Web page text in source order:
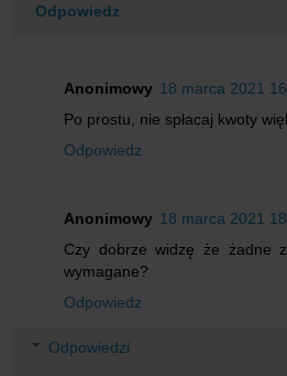
Odpowiedz
Anonimowy 18 marca 2021
Po prostu, nie spłacaj kwoty
Odpowiedz
Anonimowy 18 marca 2021
Czy dobrze widzę że żadne
wymagane?
Odpowiedz
Odpowiedzi